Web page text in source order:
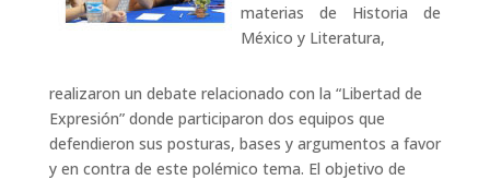
materias de Historia de
México y Literatura,
realizaron un debate relacionado con la “Libertad de
Expresión” donde participaron dos equipos que
defendieron sus posturas, bases y argumentos a favor
y en contra de este polémico tema. El objetivo de